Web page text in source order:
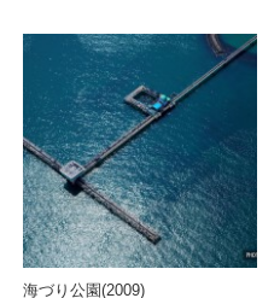
海づり公園(2009)